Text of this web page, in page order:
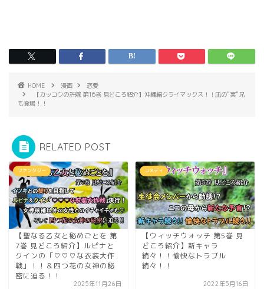
HOME 漫画
恋愛
【カッコウの許嫁 第16巻 見どころ紹介】沖縄編クライマックス！！凪の“実”兄
も登場！！
RELATED POST
ファンタジー
【聖なる乙女と秘めごとを 第
7巻 見どころ紹介】ルピナと
クインの「♡♡♡な衣装大作
戦」！！＆四つ花の女神の秘
密に迫る！！
2025年11月26日
コメディ
【ウィッチウォッチ 第5巻 見
どころ紹介】新キャラ
続々！！愉快なトラブル
続々！！
2022年5月16日